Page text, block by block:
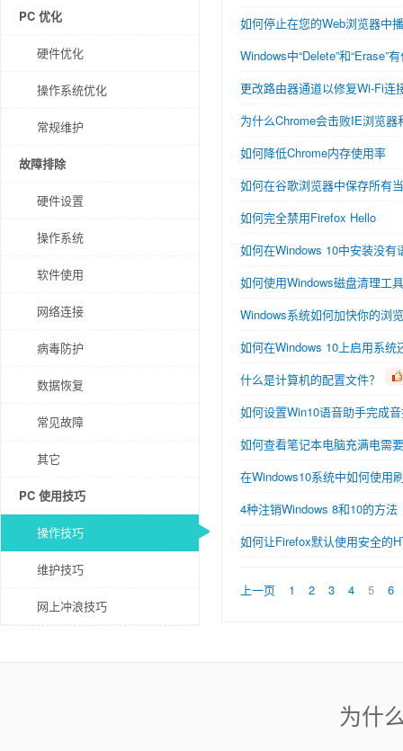
PC 优化
硬件优化
操作系统优化
常规维护
故障排除
硬件设置
操作系统
软件使用
网络连接
病毒防护
数据恢复
常见故障
其它
PC 使用技巧
操作技巧
维护技巧
网上冲浪技巧
如何停止在您的Web浏览器中
Windows中“Delete”和“Erase”
更改路由器通道以修复Wi-Fi连
为什么Chrome会击败IE浏览器
如何降低Chrome内存使用率
如何在谷歌浏览器中保存所有
如何完全禁用Firefox Hello
如何在Windows 10中安装没有
如何使用Windows磁盘清理工具
Windows系统如何加快你的浏
如何在Windows 10上启用系统
什么是计算机的配置文件？
如何设置Win10语音助手完成
如何查看笔记本电脑充满电需
在Windows10系统中如何使用
4种注销Windows 8和10的方法
如何让Firefox默认使用安全的
上一页 1 2 3 4 5 6
为什